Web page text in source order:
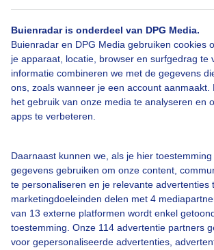
Buienradar is onderdeel van DPG Media.
Buienradar en DPG Media gebruiken cookies
je apparaat, locatie, browser en surfgedrag te
informatie combineren we met de gegevens
ons, zoals wanneer je een account aanmaakt.
het gebruik van onze media te analyseren en
apps te verbeteren.
Daarnaast kunnen we, als je hier
gegevens gebruiken om onze content,
te personaliseren en je relevante advertenties
marketingdoeleinden delen met 4
van 13 externe platformen wordt enkel
toestemming. Onze 114 advertentie partners
voor gepersonaliseerde advertenties,
Bekijk slideshow
Een moment geduld aub...